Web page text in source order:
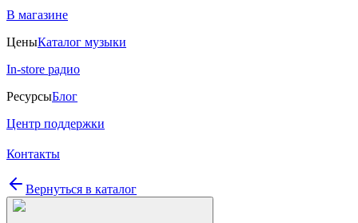
В магазине
ЦеныКаталог музыки
In-store радио
РесурсыБлог
Центр поддержки
Контакты
Вернуться в каталог